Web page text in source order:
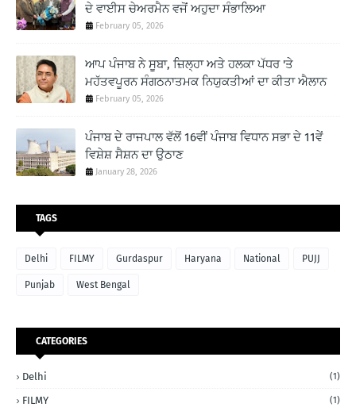
ਦੇ ਵਾਈਸ ਚੇਅਰਮੈਨ ਵਜੋਂ ਅਹੁਦਾ ਸੰਭਾਲਿਆ
February 05, 2026
ਆਪ ਪੰਜਾਬ ਨੇ ਸੂਬਾ, ਜ਼ਿਲ੍ਹਾ ਅਤੇ ਹਲਕਾ ਪੱਧਰ 'ਤੇ
ਮਹੱਤਵਪੂਰਨ ਸੰਗਠਨਾਤਮਕ ਨਿਯੁਕਤੀਆਂ ਦਾ ਕੀਤਾ ਐਲਾਨ
February 05, 2026
ਪੰਜਾਬ ਦੇ ਰਾਜਪਾਲ ਵੱਲੋਂ 16ਵੀਂ ਪੰਜਾਬ ਵਿਧਾਨ ਸਭਾ ਦੇ 11ਵੇਂ
ਵਿਸ਼ੇਸ਼ ਸੈਸ਼ਨ ਦਾ ਉਠਾਣ
January 28, 2026
TAGS
Delhi FILMY Gurdaspur Haryana National PUJJ
Punjab West Bengal
CATEGORIES
Delhi (1)
FILMY (1)